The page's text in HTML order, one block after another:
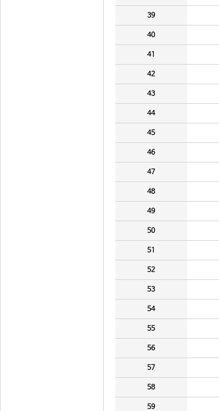
39
40
41
42
43
44
45
46
47
48
49
50
51
52
53
54
55
56
57
58
59